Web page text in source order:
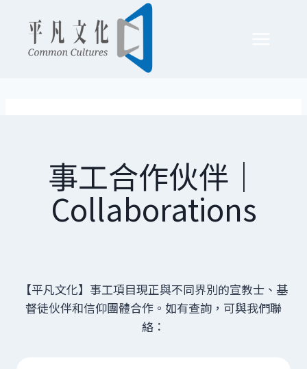
content
事工合作伙伴｜
Collaborations
【平凡文化】事工項目現正與不同界別的宣教士、基
督徒伙伴和信仰團體合作。如有查詢，可與我們聯
絡：